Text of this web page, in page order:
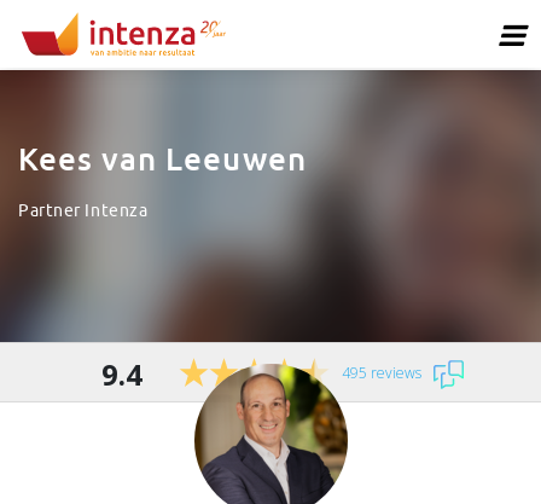
Kees van Leeuwen
Partner Intenza
9.4 495 reviews